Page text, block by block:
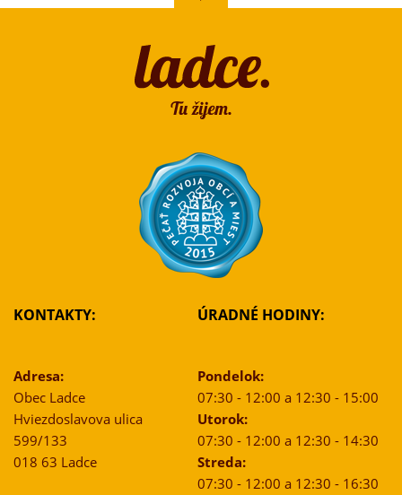
KONTAKTY:
Adresa:
Obec Ladce
Hviezdoslavova ulica
599/133
018 63 Ladce
ÚRADNÉ HODINY:
Pondelok:
07:30 - 12:00 a 12:30 - 15:00
Utorok:
07:30 - 12:00 a 12:30 - 14:30
Streda:
07:30 - 12:00 a 12:30 - 16:30